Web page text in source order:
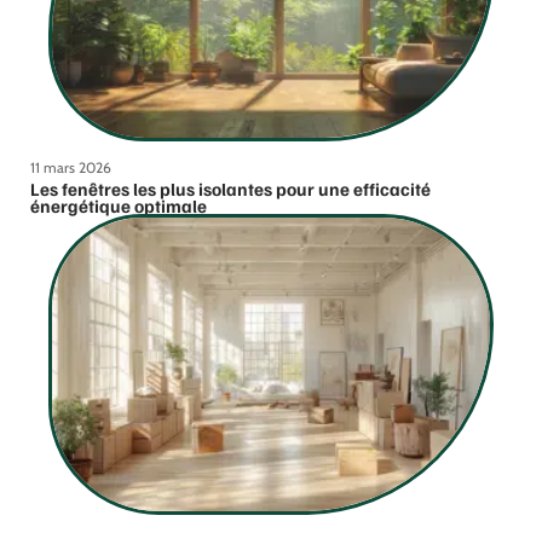
11 mars 2026
Les fenêtres les plus isolantes pour une efficacité
énergétique optimale